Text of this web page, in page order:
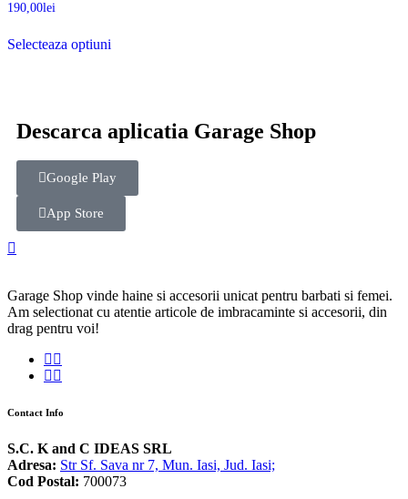
190,00lei
Selecteaza optiuni
Descarca aplicatia Garage Shop
Google Play
App Store
Garage Shop vinde haine si accesorii unicat pentru barbati si femei.
Am selectionat cu atentie articole de imbracaminte si accesorii, din
drag pentru voi!
Contact Info
S.C. K and C IDEAS SRL
Adresa: Str Sf. Sava nr 7, Mun. Iasi, Jud. Iasi;
Cod Postal: 700073